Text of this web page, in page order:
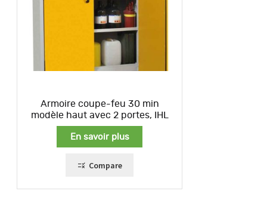
Armoire coupe-feu 30 min
modèle haut avec 2 portes, IHL
En savoir plus
Compare